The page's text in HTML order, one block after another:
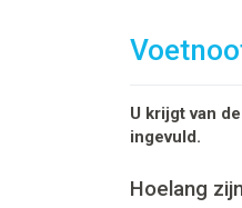
U krijgt van
ingevuld.
Hoelang